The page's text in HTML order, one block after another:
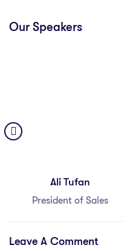
Our Speakers
Ali Tufan
President of Sales
Leave A Comment